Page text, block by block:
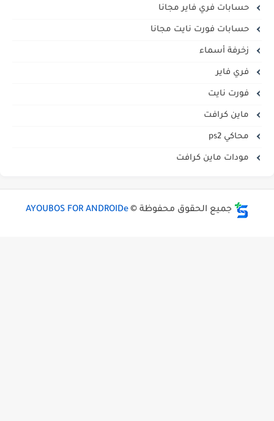
حسابات فري فاير مجانا
حسابات فورت نايت مجانا
زخرفة أسماء
فري فاير
فورت نايت
ماين كرافت
محاكي ps2
مودات ماين كرافت
جميع الحقوق محفوظة © AYOUBOS FOR ANDROIDe